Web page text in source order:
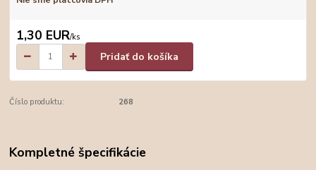
1,30 EUR/ks
Pridať do košíka
Číslo produktu: 268
Kompletné špecifikácie